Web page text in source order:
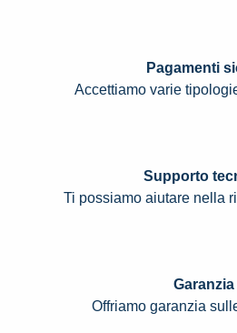
Pagamenti
Accettiamo varie
Supporto
Ti possiamo aiutare nella
Garanzia
Offriamo garanzia